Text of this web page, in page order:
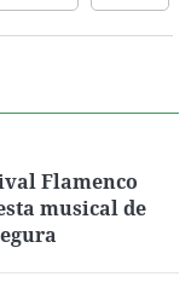
Flamenco
musical de